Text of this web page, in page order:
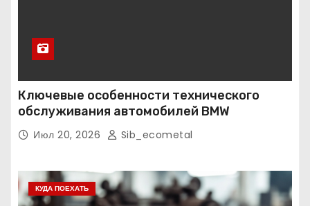
Ключевые особенности технического
обслуживания автомобилей BMW
Июл 20, 2026 Sib_ecometal
КУДА ПОЕХАТЬ